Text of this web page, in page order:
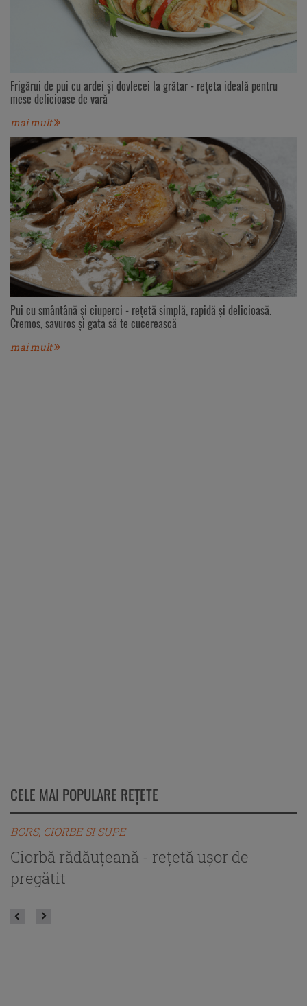
Frigărui de pui cu ardei și dovlecei la grătar - rețeta ideală pentru
mese delicioase de vară
mai mult
Pui cu smântână și ciuperci - rețetă simplă, rapidă și delicioasă.
Cremos, savuros și gata să te cucerească
mai mult
CELE MAI POPULARE REȚETE
BORS, CIORBE SI SUPE
Ciorbă rădăuțeană - rețetă ușor de
pregătit